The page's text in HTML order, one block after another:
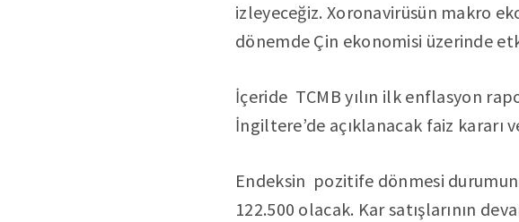
izleyeceğiz. Xoronavirüsün makro
dönemde Çin ekonomisi üzerinde
İçeride TCMB yılın ilk enflasyon
İngiltere’de açıklanacak faiz kararı
Endeksin pozitife dönmesi
122.500 olacak. Kar satışlarının